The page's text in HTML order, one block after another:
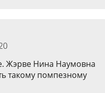
Жэрве Нина Наумовна
такому помпезному